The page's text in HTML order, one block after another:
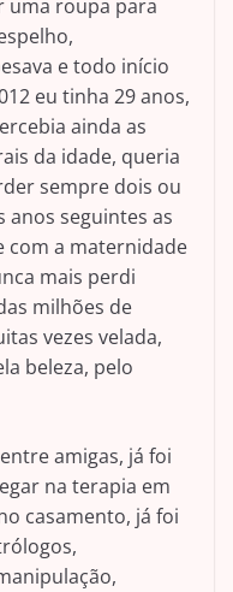
uma roupa para
e todo início
eu tinha 29 anos,
ainda as
da idade, queria
sempre dois ou
anos seguintes as
com a maternidade
mais perdi
milhões de
vezes velada,
beleza, pelo
amigas, já foi
na terapia em
casamento, já foi